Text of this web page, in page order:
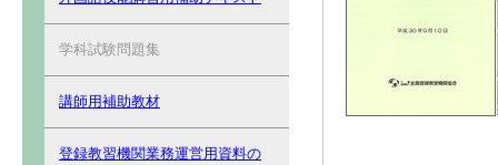
学科試験問題集
講師用補助教材
登録教習機関業務運営用資料の